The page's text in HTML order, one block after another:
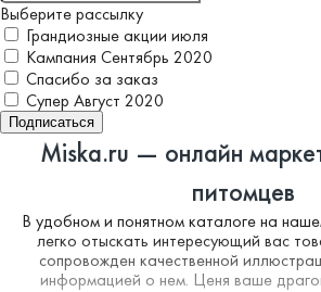
Выберите рассылку
Грандиозные акции июля
Кампания Сентябрь 2020
Спасибо за заказ
Супер Август 2020
Подписаться
Miska.ru — онлайн
питомцев
В удобном и понятном каталоге на
легко отыскать интересующий вас
сопровожден качественной
информацией о нем. Ценя ваше